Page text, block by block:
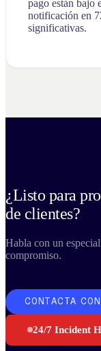
pago están bajo
notificación en
significativas.
¿Listo para
de clientes?
Habla con un
compromiso.
CONTACTA
24/7 Incident